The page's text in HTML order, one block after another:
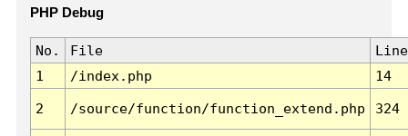
PHP Debug
No. File
Line
1
/index.php 14
2 /source/function/function_extend.php 324